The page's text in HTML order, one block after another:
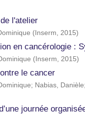
l'atelier
(Inserm, 2015)
en cancérologie :
(Inserm, 2015)
le cancer
; Nabias, Danièle;
journée